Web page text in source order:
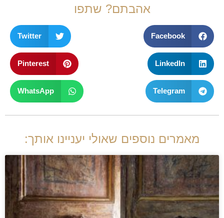
אהבתם? שתפו
Facebook
Twitter
LinkedIn
Pinterest
Telegram
WhatsApp
מאמרים נוספים שאולי יעניינו אותך: